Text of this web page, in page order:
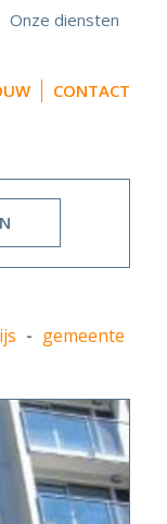
Onze diensten
CONTACT
- gemeente